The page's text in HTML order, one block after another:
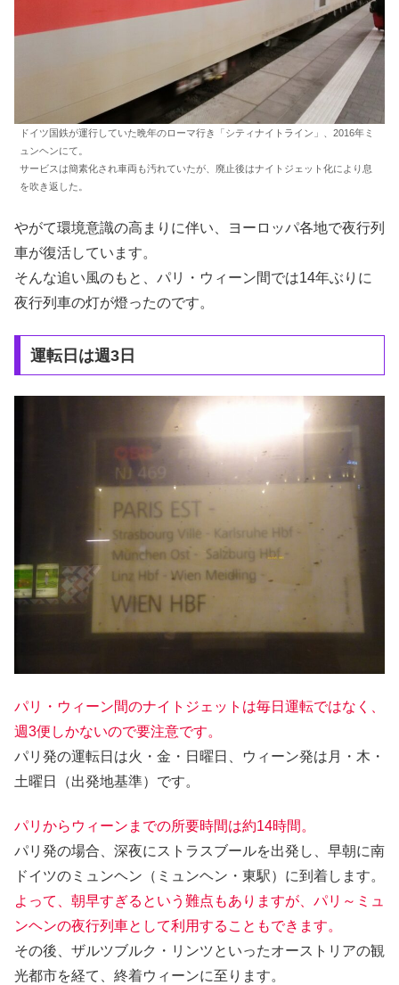
ドイツ国鉄が運行していた晩年のローマ行き「シティナイトライン」、2016年ミ
ュンヘンにて。
サービスは簡素化され車両も汚れていたが、廃止後はナイトジェット化により息
を吹き返した。
やがて環境意識の高まりに伴い、ヨーロッパ各地で夜行列
車が復活しています。
そんな追い風のもと、パリ・ウィーン間では14年ぶりに
夜行列車の灯が燈ったのです。
運転日は週3日
パリ・ウィーン間のナイトジェットは毎日運転ではなく、
週3便しかないので要注意です。
パリ発の運転日は火・金・日曜日、ウィーン発は月・木・
土曜日（出発地基準）です。
パリからウィーンまでの所要時間は約14時間。
パリ発の場合、深夜にストラスブールを出発し、早朝に南
ドイツのミュンヘン（ミュンヘン・東駅）に到着します。
よって、朝早すぎるという難点もありますが、パリ～ミュ
ンヘンの夜行列車として利用することもできます。
その後、ザルツブルク・リンツといったオーストリアの観
光都市を経て、終着ウィーンに至ります。